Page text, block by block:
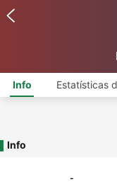
Info Estatísticas
Info
-